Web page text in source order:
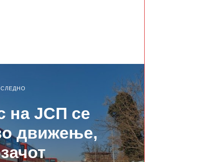
СЛЕДНО
на ЈСП се
движење,